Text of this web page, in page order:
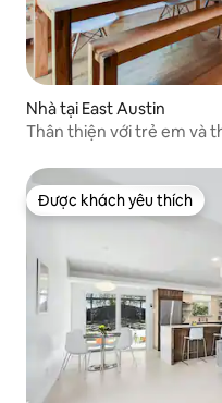
Nhà tại East Austin
Thân thiện với trẻ em và
Được khách yêu thích
Được khách yêu thích